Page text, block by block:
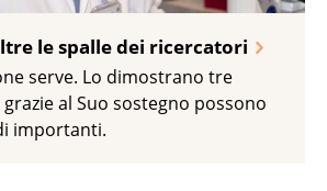
le spalle dei ricercatori
serve. Lo dimostrano tre
al Suo sostegno possono
importanti.